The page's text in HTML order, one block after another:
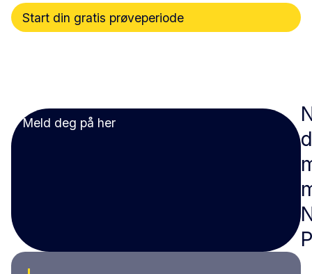
Start din gratis prøveperiode
Meld deg på her